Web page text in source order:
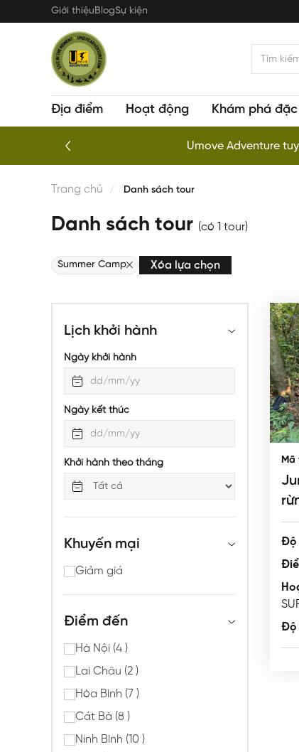
Giới thiệuBlogSự kiện
Địa điểm Hoạt động Khám phá
Kayaking chuyên nghiệp
Trang chủ Danh sách tour
Danh sách tour (có 1 tour)
Summer Camp Xóa lựa chọn
Lịch khởi hành
Ngày khởi hành
Ngày kết thúc
Khởi hành theo tháng
Khuyến mại
Giảm giá
Điểm đến
Hà Nội (4 )
Lai Châu (2 )
Hòa Bình (7 )
Cát Bà (8 )
Ninh Bình (10 )
Mã
Độ
Độ